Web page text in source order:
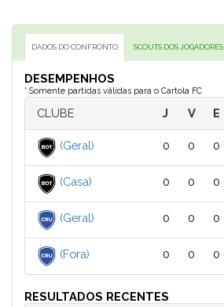
DADOS DO CONFRONTO SCOUTS DOS JOGADORES
DESEMPENHOS
* Somente partidas válidas para o Cartola FC
CLUBE J V E
(Geral) 0 0 0
(Casa) 0 0 0
(Geral) 0 0 0
(Fora) 0 0 0
RESULTADOS RECENTES